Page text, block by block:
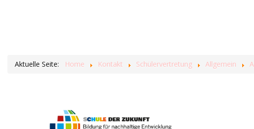
Aktuelle Seite: Home Kontakt Schülervertretung Allgemein